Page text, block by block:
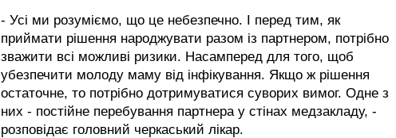
- Усі ми розуміємо, що це небезпечно. І перед тим, як
приймати рішення народжувати разом із партнером, потрібно
зважити всі можливі ризики. Насамперед для того, щоб
убезпечити молоду маму від інфікування. Якщо ж рішення
остаточне, то потрібно дотримуватися суворих вимог. Одне з
них - постійне перебування партнера у стінах медзакладу, -
розповідає головний черкаський лікар.